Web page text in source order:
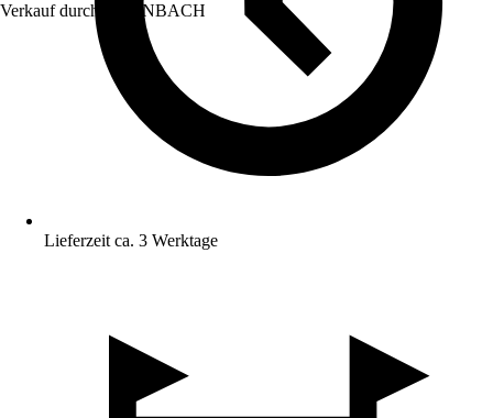
Verkauf durch: HORNBACH
Lieferzeit ca. 3 Werktage